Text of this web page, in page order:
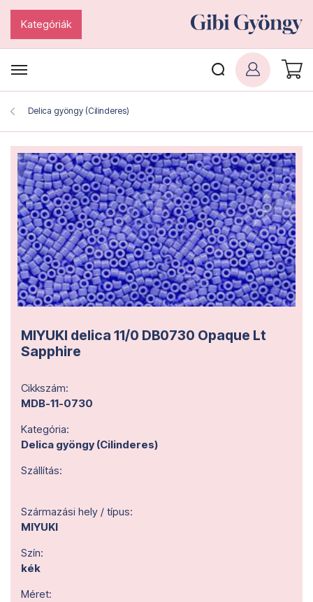
Kategóriák
Delica gyöngy (Cilinderes)
MIYUKI delica 11/0 DB0730 Opaque Lt
Sapphire
Cikkszám:
MDB-11-0730
Kategória:
Delica gyöngy (Cilinderes)
Szállítás:
Származási hely / típus:
MIYUKI
Szín:
kék
Méret: